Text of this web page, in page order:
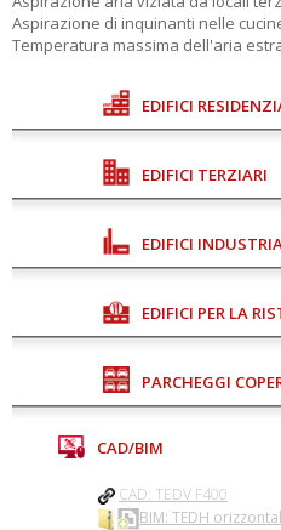
Aspirazione di inquinanti nelle
Temperatura massima dell'aria
EDIFICI
EDIFICI TERZIARI
EDIFICI
EDIFICI PER LA
PARCHEGGI
CAD/BIM
CAD: TEDV F400
BIM: TEDH